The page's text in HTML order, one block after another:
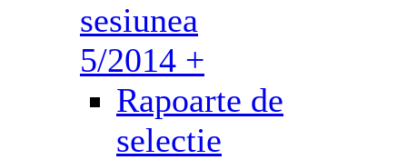
sesiunea
5/2014 +
Rapoarte de
selectie